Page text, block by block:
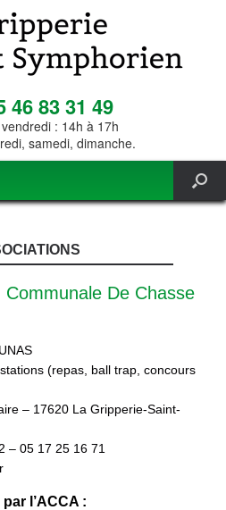
46 83 31 49
: 14h à 17h
samedi, dimanche.
Communale De Chasse
(repas, ball trap, concours
– 17620 La Gripperie-Saint-
– 05 17 25 16 71
l’ACCA :